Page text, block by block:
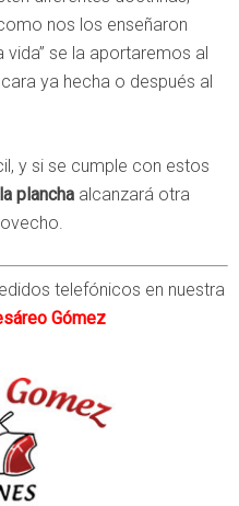
nos los enseñaron
vida” se la aportaremos al
ya hecha o después al
y si se cumple con estos
plancha alcanzará otra
telefónicos en nuestra
Gómez